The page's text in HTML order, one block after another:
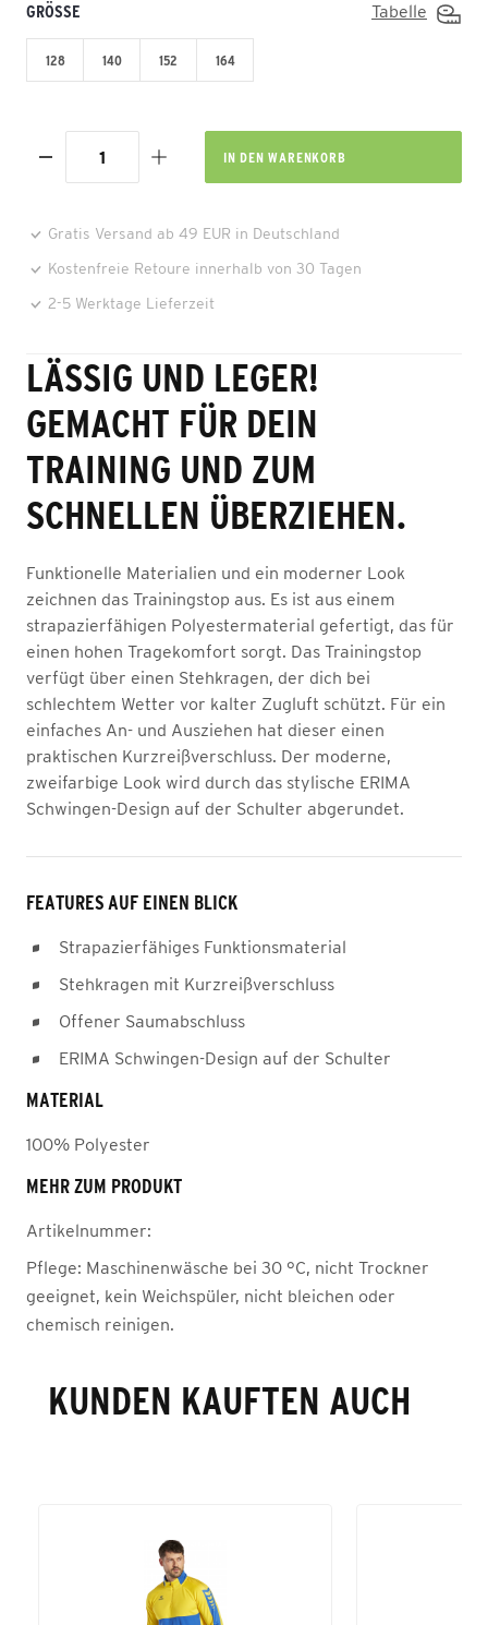
GRÖSSE Tabelle
128 140 152 164
IN DEN WARENKORB
Gratis Versand ab 49 EUR in Deutschland
Kostenfreie Retoure innerhalb von 30 Tagen
2-5 Werktage Lieferzeit
LÄSSIG UND LEGER!
GEMACHT FÜR DEIN
TRAINING UND ZUM
SCHNELLEN ÜBERZIEHEN.
Funktionelle Materialien und ein moderner Look
zeichnen das Trainingstop aus. Es ist aus einem
strapazierfähigen Polyestermaterial gefertigt, das für
einen hohen Tragekomfort sorgt. Das Trainingstop
verfügt über einen Stehkragen, der dich bei
schlechtem Wetter vor kalter Zugluft schützt. Für ein
einfaches An- und Ausziehen hat dieser einen
praktischen Kurzreißverschluss. Der moderne,
zweifarbige Look wird durch das stylische ERIMA
Schwingen-Design auf der Schulter abgerundet.
FEATURES AUF EINEN BLICK
Strapazierfähiges Funktionsmaterial
Stehkragen mit Kurzreißverschluss
Offener Saumabschluss
ERIMA Schwingen-Design auf der Schulter
MATERIAL
100% Polyester
MEHR ZUM PRODUKT
Artikelnummer:
Pflege: Maschinenwäsche bei 30 °C, nicht Trockner
geeignet, kein Weichspüler, nicht bleichen oder
chemisch reinigen.
KUNDEN KAUFTEN AUCH